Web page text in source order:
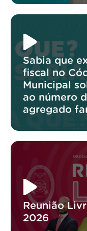
Sabia que
fiscal no
Municipal
ao número
agregado
Reunião
2026